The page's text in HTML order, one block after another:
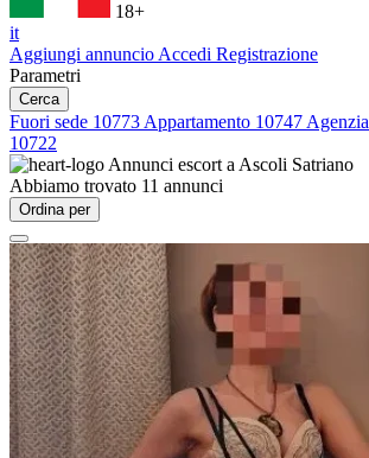
18+
it
Aggiungi annuncio Accedi Registrazione
Parametri
Cerca
Fuori sede 10773 Appartamento 10747 Agenzia
10722
Annunci escort a Ascoli Satriano
Abbiamo trovato 11 annunci
Ordina per